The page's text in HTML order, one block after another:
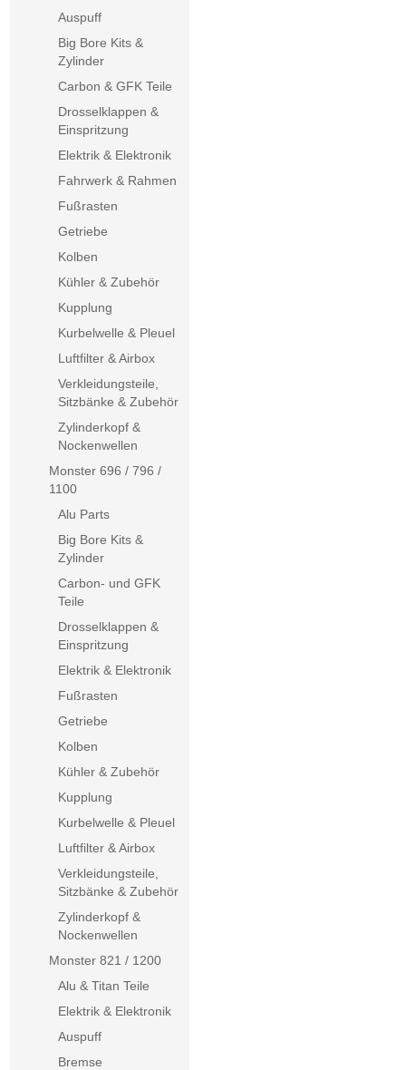
Auspuff
Big Bore Kits &
Zylinder
Carbon & GFK Teile
Drosselklappen &
Einspritzung
Elektrik & Elektronik
Fahrwerk & Rahmen
Fußrasten
Getriebe
Kolben
Kühler & Zubehör
Kupplung
Kurbelwelle & Pleuel
Luftfilter & Airbox
Verkleidungsteile,
Sitzbänke & Zubehör
Zylinderkopf &
Nockenwellen
Monster 696 / 796 /
1100
Alu Parts
Big Bore Kits &
Zylinder
Carbon- und GFK
Teile
Drosselklappen &
Einspritzung
Elektrik & Elektronik
Fußrasten
Getriebe
Kolben
Kühler & Zubehör
Kupplung
Kurbelwelle & Pleuel
Luftfilter & Airbox
Verkleidungsteile,
Sitzbänke & Zubehör
Zylinderkopf &
Nockenwellen
Monster 821 / 1200
Alu & Titan Teile
Elektrik & Elektronik
Auspuff
Bremse